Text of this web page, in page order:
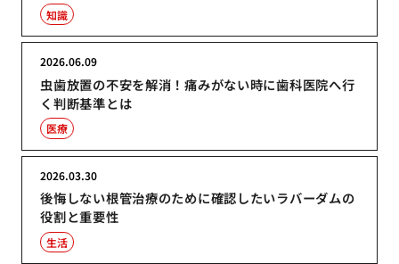
知識
虫歯放置の不安を解消！痛みがない時に歯科医院へ行
く判断基準とは
2026.06.09
医療
後悔しない根管治療のために確認したいラバーダムの
役割と重要性
2026.03.30
生活